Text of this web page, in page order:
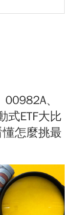
、
式ETF大比
怎麼挑最